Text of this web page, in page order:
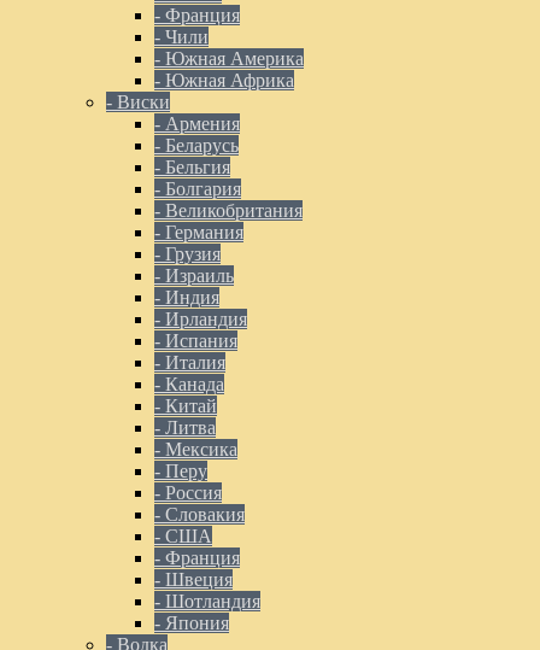
- Франция
- Чили
- Южная Америка
- Южная Африка
- Виски
- Армения
- Беларусь
- Бельгия
- Болгария
- Великобритания
- Германия
- Грузия
- Израиль
- Индия
- Ирландия
- Испания
- Италия
- Канада
- Китай
- Литва
- Мексика
- Перу
- Россия
- Словакия
- США
- Франция
- Швеция
- Шотландия
- Япония
- Водка